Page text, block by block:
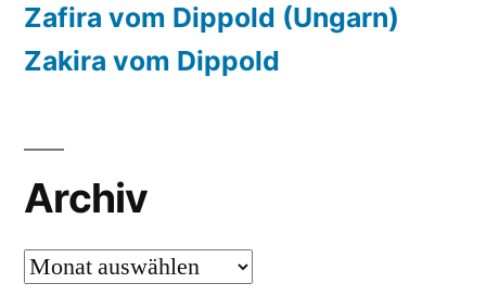
Zafira vom Dippold (Ungarn)
Zakira vom Dippold
Archiv
Archiv